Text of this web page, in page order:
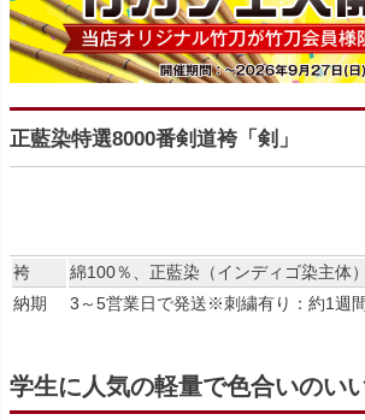
正藍染特選8000番剣道袴「剣」
袴
綿100％、正藍染（インディゴ染主体）
納期
3～5営業日で発送※刺繍有り：約1週間
学生に人気の軽量で色合いのい